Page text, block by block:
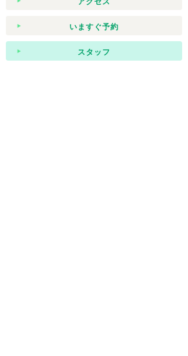
いますぐ予約
スタッフ